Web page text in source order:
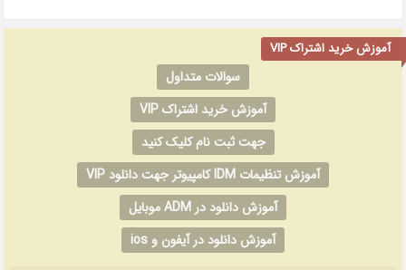
آموزش خرید اشتراک VIP
سوالات متداول
آموزش خرید اشتراک VIP
جهت ثبت نام کلیک کنید
آموزش تنظیمات IDM کامپیوتر جهت دانلود VIP
آموزش دانلود در ADM موبایل
آموزش دانلود در آیفون و ios